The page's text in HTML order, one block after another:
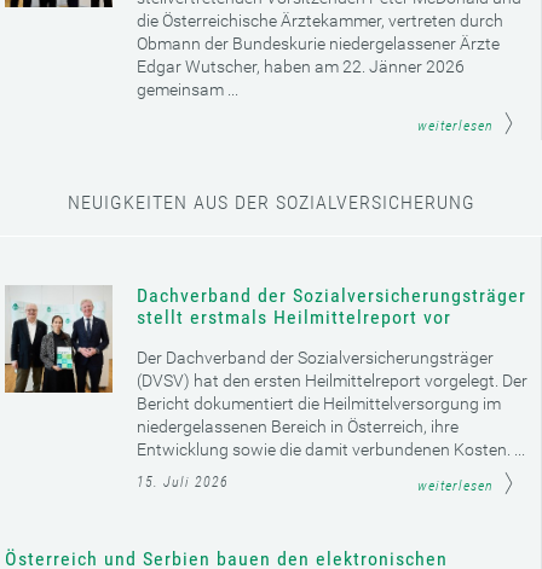
die Österreichische Ärztekammer, vertreten durch
Obmann der Bundeskurie niedergelassener Ärzte
Edgar Wutscher, haben am 22. Jänner 2026
gemeinsam ...
weiterlesen
NEUIGKEITEN AUS DER SOZIALVERSICHERUNG
Dachverband der Sozialversicherungsträger
stellt erstmals Heilmittelreport vor
Der Dachverband der Sozialversicherungsträger
(DVSV) hat den ersten Heilmittelreport vorgelegt. Der
Bericht dokumentiert die Heilmittelversorgung im
niedergelassenen Bereich in Österreich, ihre
Entwicklung sowie die damit verbundenen Kosten. ...
15. Juli 2026 weiterlesen
Österreich und Serbien bauen den elektronischen